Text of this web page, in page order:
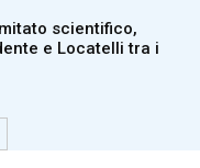
scientifico,
e Locatelli tra i